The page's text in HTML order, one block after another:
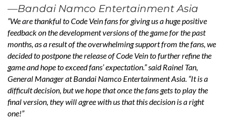
—Bandai Namco Entertainment Asia
“We are thankful to Code Vein fans for giving us a huge positive
feedback on the development versions of the game for the past
months, as a result of the overwhelming support from the fans, we
decided to postpone the release of Code Vein to further refine the
game and hope to exceed fans’ expectation.” said Rainel Tan,
General Manager at Bandai Namco Entertainment Asia. “It is a
difficult decision, but we hope that once the fans gets to play the
final version, they will agree with us that this decision is a right
one!”